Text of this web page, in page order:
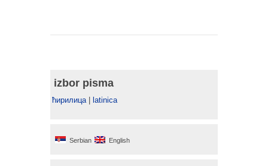
izbor pisma
ћирилица| latinica
Serbian English